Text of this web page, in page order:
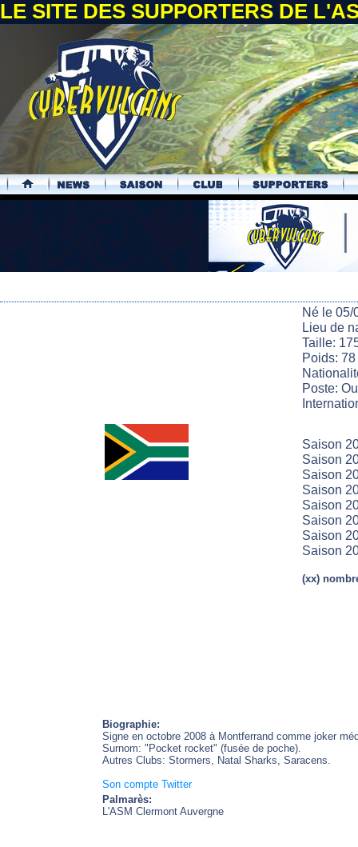
LE SITE DES SUPPORTERS DE
.
Né le 05/
Lieu de
Taille:
Poids:
Poste:
Saison
Saison
Saison
Saison
Saison
Saison
Saison
Saison
(xx)
Biographie:
Signe en octobre 2008 à Montferrand comme joker
Surnom: "Pocket rocket" (fusée de poche).
Autres Clubs: Stormers, Natal Sharks, Saracens.
Son compte Twitter
Palmarès:
L'ASM Clermont Auvergne